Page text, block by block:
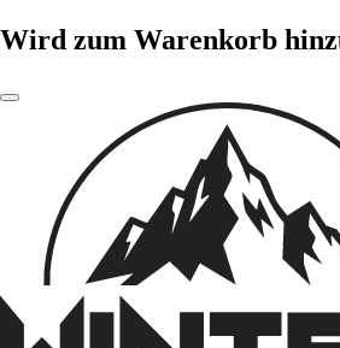
Wird zum Warenkorb